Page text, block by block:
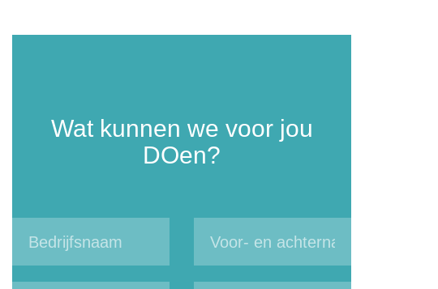
Wat kunnen we voor jou
DOen?